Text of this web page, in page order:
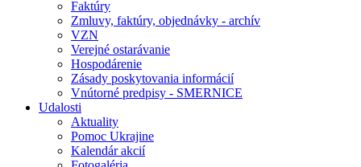
Faktúry
Zmluvy, faktúry, objednávky - archív
VZN
Verejné ostarávanie
Hospodárenie
Zásady poskytovania informácií
Vnútorné predpisy - SMERNICE
Udalosti
Aktuality
Pomoc Ukrajine
Kalendár akcií